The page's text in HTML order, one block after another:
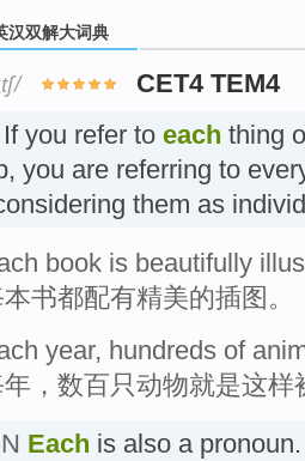
汉双解大词典
CET4 TEM4
If you refer to each thing
you are referring to
them as
book is beautifully
书都配有精美的插图。
year, hundreds of
，数百只动物就是这样
Each is also a